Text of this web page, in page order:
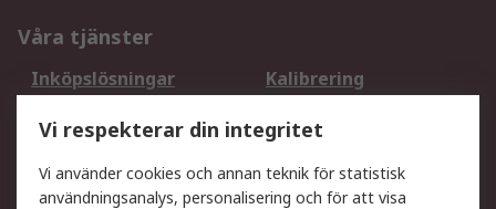
Våra tjänster
Inköpslösningar
Kalibrering
DesignSpark
Teknisk Support
Ditt lokala säljteam
Exportlösningar
Vi respekterar din integritet
Vi använder cookies och annan teknik för statistisk
användningsanalys, personalisering och för att visa